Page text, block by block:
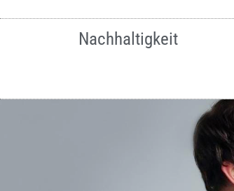
Nachhaltigkeit